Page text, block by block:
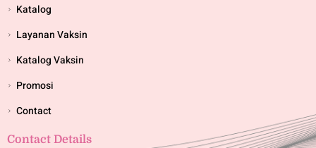
Katalog
Layanan Vaksin
Katalog Vaksin
Promosi
Contact
Contact Details